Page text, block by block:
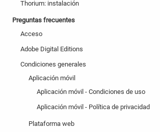
Thorium: instalación
Preguntas frecuentes
Acceso
Adobe Digital Editions
Condiciones generales
Aplicación móvil
Aplicación móvil - Condiciones de uso
Aplicación móvil - Política de privacidad
Plataforma web